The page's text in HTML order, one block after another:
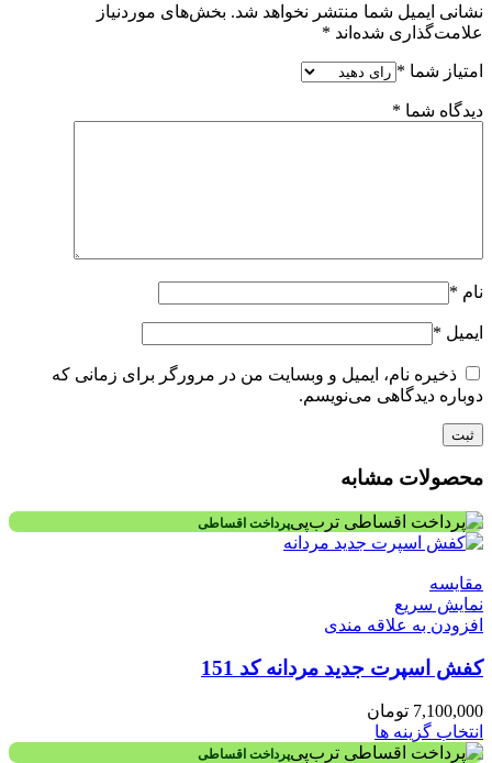
نشانی ایمیل شما منتشر نخواهد شد. بخش‌های موردنیاز
علامت‌گذاری شده‌اند *
امتیاز شما *
دیدگاه شما *
نام *
ایمیل *
ذخیره نام، ایمیل و وبسایت من در مرورگر برای زمانی که
دوباره دیدگاهی می‌نویسم.
محصولات مشابه
پرداخت اقساطی
مقايسه
نمایش سریع
افزودن به علاقه مندی
کفش اسپرت جدید مردانه کد 151
7,100,000 تومان
انتخاب گزینه ها
پرداخت اقساطی